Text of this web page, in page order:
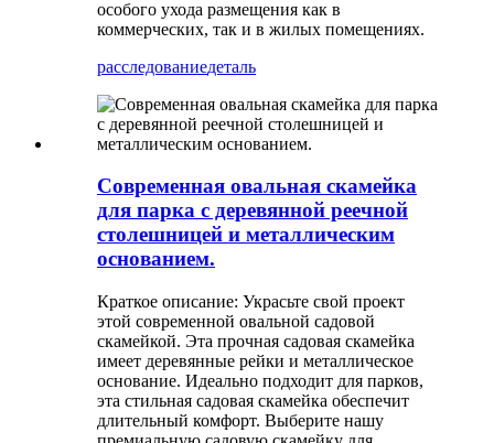
особого ухода размещения как в
коммерческих, так и в жилых помещениях.
расследованиедеталь
Современная овальная скамейка
для парка с деревянной реечной
столешницей и металлическим
основанием.
Краткое описание: Украсьте свой проект
этой современной овальной садовой
скамейкой. Эта прочная садовая скамейка
имеет деревянные рейки и металлическое
основание. Идеально подходит для парков,
эта стильная садовая скамейка обеспечит
длительный комфорт. Выберите нашу